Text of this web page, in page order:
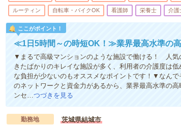
ルーティン 自転車・バイクOK 看護師 栄養士 介護
ここがポイント！
≪1日5時間～の時短OK！≫業界最高水準の
▼まるで高級マンションのような施設で働ける！ 人気
きたばかりのキレイな施設が多く、利用者の介護度は
な負担が少ないのもオススメなポイントです！▼なん
のネットワークと資金力があるから、業界最高水準の
ンセ…つづきを見る
勤務地
茨城県結城市